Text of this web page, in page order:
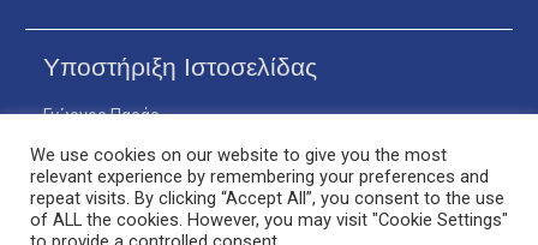
Υποστήριξη Ιστοσελίδας
Γιώργος Παράς
Ηλίας Χόντος
Τεχνικός Σύμβουλος
We use cookies on our website to give you the most
relevant experience by remembering your preferences and
repeat visits. By clicking “Accept All”, you consent to the use
of ALL the cookies. However, you may visit "Cookie Settings"